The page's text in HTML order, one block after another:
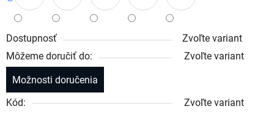
Dostupnosť
Zvoľte variant
Môžeme doručiť do:
Zvoľte variant
Možnosti doručenia
Kód:
Zvoľte variant